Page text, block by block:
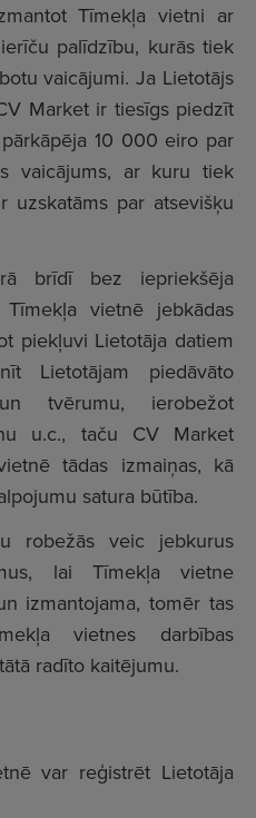
Tīmekļa vietni ar
palīdzību, kurās tiek
vaicājumi. Ja Lietotājs
Market ir tiesīgs piedzīt
10 000 eiro par
vaicājums, ar kuru tiek
uzskatāms par atsevišķu
brīdī bez iepriekšēja
vietnē jebkādas
piekļuvi Lietotāja datiem
Lietotājam piedāvāto
tvērumu, ierobežot
u.c., taču CV Market
tādas izmaiņas, kā
satura būtība.
robežās veic jebkurus
lai Tīmekļa vietne
izmantojama, tomēr tas
vietnes darbības
radīto kaitējumu.
var reģistrēt Lietotāja